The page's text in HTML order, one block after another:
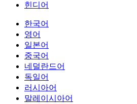
힌디어
한국어
영어
일본어
중국어
네덜란드어
독일어
러시아어
말레이시아어